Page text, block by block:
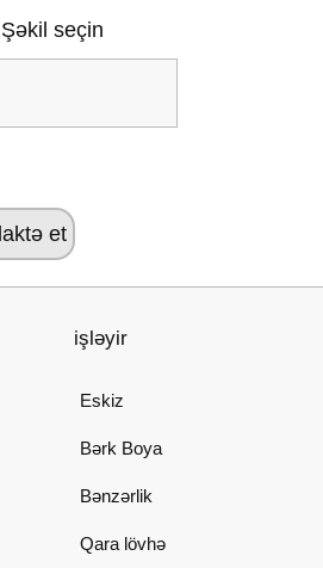
seçin
işləyir
Eskiz
Bərk Boya
Bənzərlik
Qara lövhə